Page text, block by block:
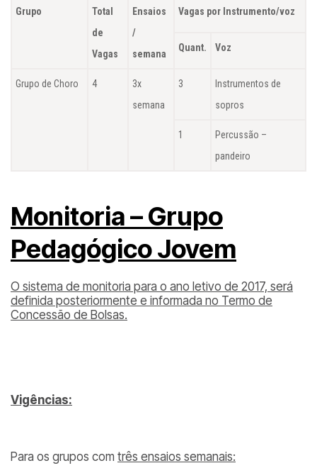
Grupo
Total
de
Vagas
Ensaios
/
semana
Vagas por Instrumento/voz
Quant. Voz
Grupo de Choro 4
3x
semana
3
Instrumentos de
sopros
1
Percussão –
pandeiro
Monitoria – Grupo
Pedagógico Jovem
O sistema de monitoria para o ano letivo de 2017, será
definida posteriormente e informada no Termo de
Concessão de Bolsas.
Vigências:
Para os grupos com três ensaios semanais: